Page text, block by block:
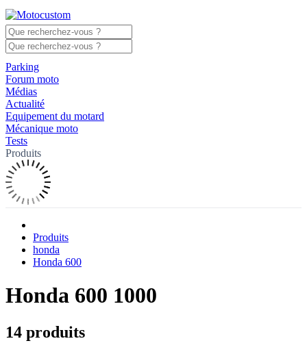
Parking
Forum moto
Médias
Actualité
Equipement du motard
Mécanique moto
Tests
Produits
Produits
honda
Honda 600
Honda 600 1000
14 produits